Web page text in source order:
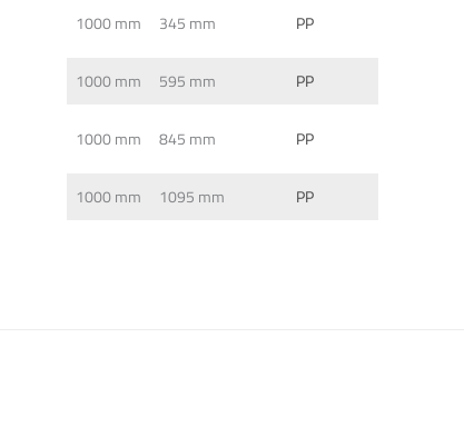
1000 mm 345 mm PP
1000 mm 595 mm PP
1000 mm 845 mm PP
1000 mm 1095 mm PP